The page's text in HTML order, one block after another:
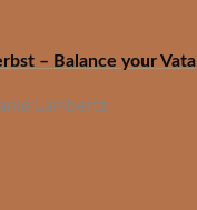
– Balance your Vata
Lambertz